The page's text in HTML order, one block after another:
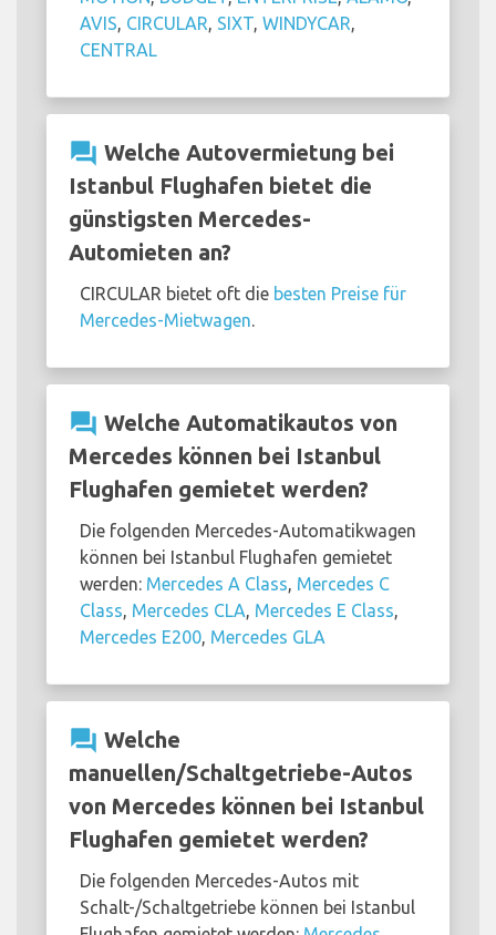
AVIS CIRCULAR SIXT WINDYCAR
CENTRAL
question_answer Welche Autovermietung bei
Istanbul Flughafen bietet die
günstigsten Mercedes-
Automieten an?
CIRCULAR bietet oft die besten Preise für
Mercedes-Mietwagen
question_answer Welche Automatikautos von
Mercedes können bei Istanbul
Flughafen gemietet werden?
Die folgenden Mercedes-Automatikwagen
können bei Istanbul Flughafen gemietet
werden: Mercedes A Class Mercedes C
Class Mercedes CLA Mercedes E Class
Mercedes E200 Mercedes GLA
question_answer Welche
manuellen/Schaltgetriebe-Autos
von Mercedes können bei Istanbul
Flughafen gemietet werden?
Die folgenden Mercedes-Autos mit
Schalt-/Schaltgetriebe können bei Istanbul